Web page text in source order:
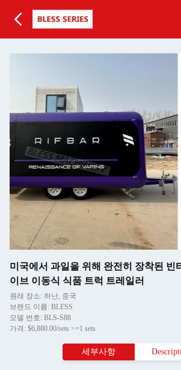
미국에서 과일을 위해 완전히 장착된 빈
이브 이동식 식품 트럭 트레일러
원래 장소: 허난, 중국
브랜드 이름: BLESS
모델 번호: BLS-S88
가격: $6,880.00/sets >=1 sets
세부사항